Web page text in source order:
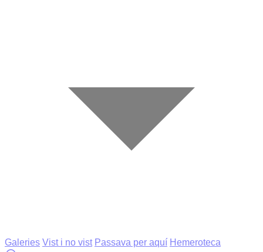
Galeries Vist i no vist Passava per aquí Hemeroteca